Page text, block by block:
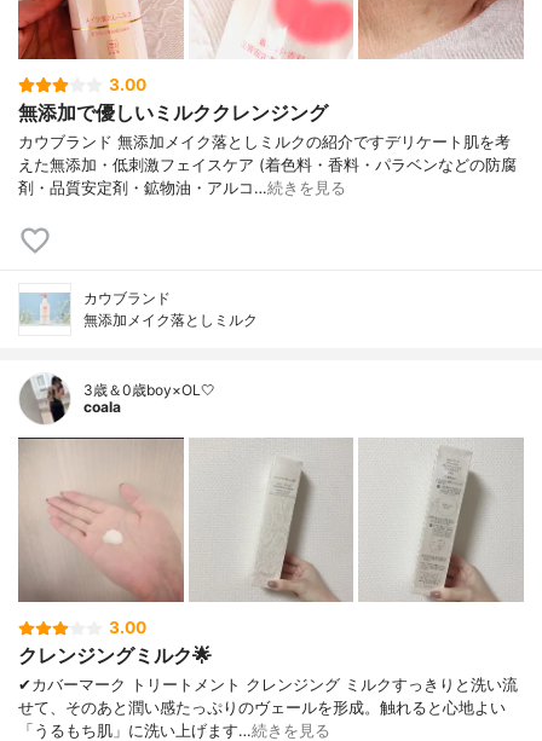
3.00
無添加で優しいミルククレンジング
カウブランド 無添加メイク落としミルクの紹介ですデリケート肌を考
えた無添加・低刺激フェイスケア (着色料・香料・パラベンなどの防腐
剤・品質安定剤・鉱物油・アルコ…続きを見る
カウブランド
無添加メイク落としミルク
3歳＆0歳boy×OL🤍
coala
3.00
クレンジングミルク🌟
✔︎カバーマーク トリートメント クレンジング ミルクすっきりと洗い流
せて、そのあと潤い感たっぷりのヴェールを形成。触れると心地よい
「うるもち肌」に洗い上げます…続きを見る